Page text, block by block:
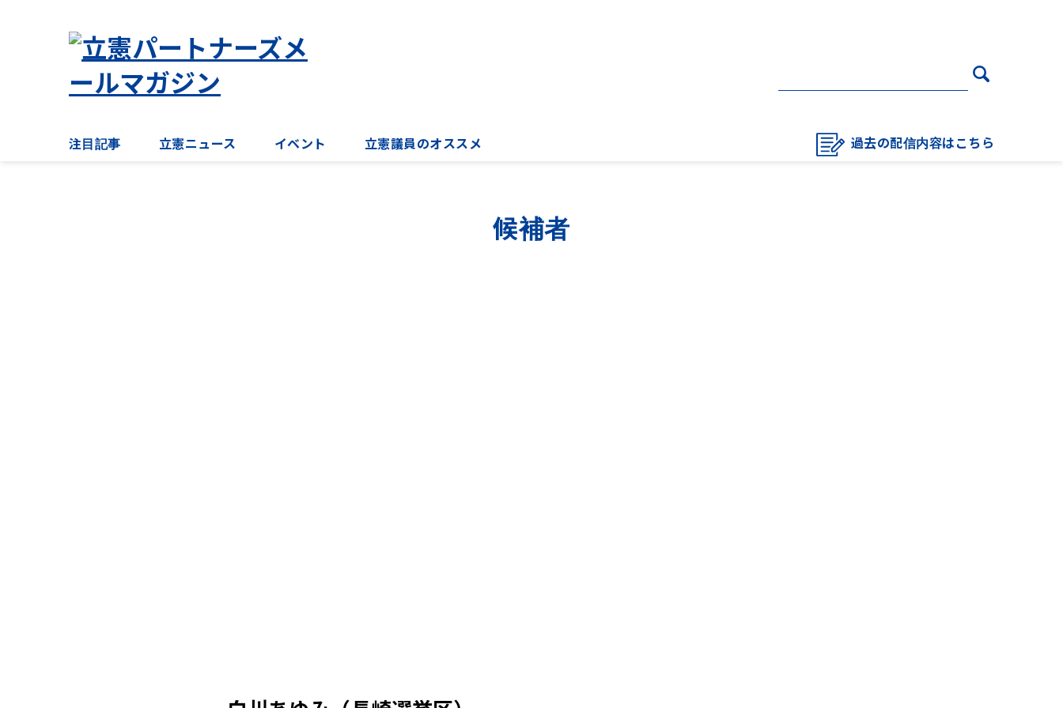
注目記事 立憲ニュース イベント 立憲議員のオススメ 過去の配信内容はこちら
候補者